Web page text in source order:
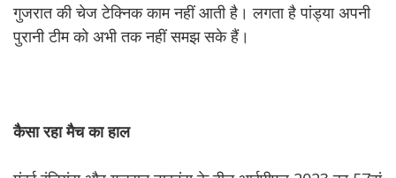
गुजरात की चेज टेक्निक काम नहीं आती है। लगता है पांड्या अपनी
पुरानी टीम को अभी तक नहीं समझ सके हैं।
कैसा रहा मैच का हाल